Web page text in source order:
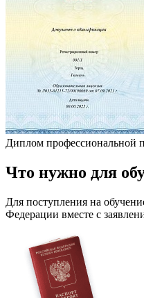
Диплом профессиональной
Что нужно для
Для поступления на
Федерации вместе с